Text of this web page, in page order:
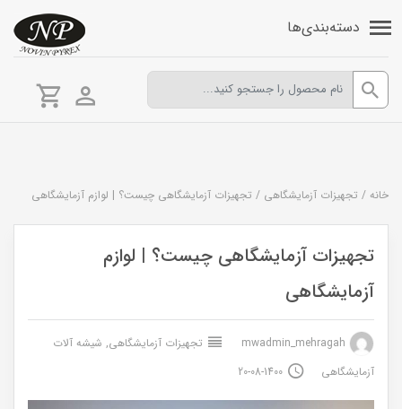
دسته‌بندی‌ها
خانه / تجهیزات آزمایشگاهی / تجهیزات آزمایشگاهی چیست؟ | لوازم آزمایشگاهی
تجهیزات آزمایشگاهی چیست؟ | لوازم
آزمایشگاهی
تجهیزات آزمایشگاهی, شیشه آلات
آزمایشگاهی
1400-08-20